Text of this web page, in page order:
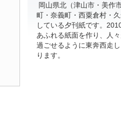
岡山県北（津山市・美作
町・奈義町・西粟倉村・
している夕刊紙です。
あふれる紙面を作り、人
過ごせるように東奔西走
ります。